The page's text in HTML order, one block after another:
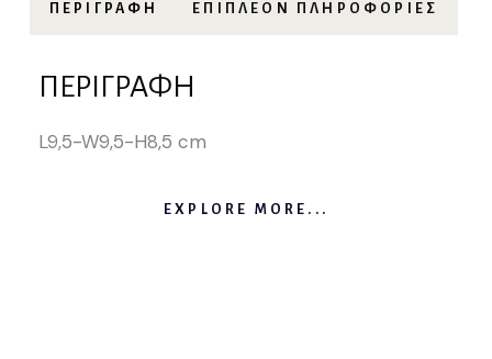
ΠΕΡΙΓΡΑΦΉ ΕΠΙΠΛΈΟΝ ΠΛΗΡΟΦΟΡΊΕΣ
ΠΕΡΙΓΡΑΦΉ
L9,5-W9,5-H8,5 cm
EXPLORE MORE...